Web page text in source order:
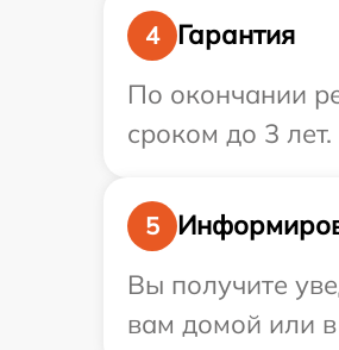
4
Гарантия
По окончании
сроком до 3 лет.
5
Вы получите
вам домой или